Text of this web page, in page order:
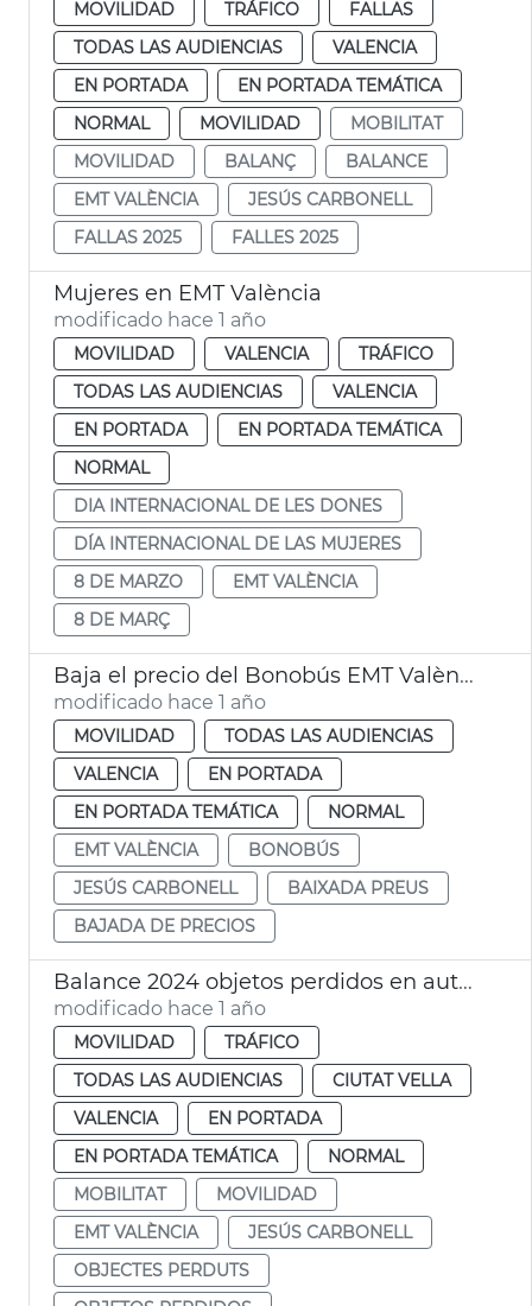
MOVILIDAD
TRÁFICO
FALLAS
TODAS LAS AUDIENCIAS
VALENCIA
EN PORTADA
EN PORTADA TEMÁTICA
NORMAL
MOVILIDAD
MOBILITAT
MOVILIDAD
BALANÇ
BALANCE
EMT VALÈNCIA
JESÚS CARBONELL
FALLAS 2025
FALLES 2025
Mujeres en EMT València
modificado hace 1 año
MOVILIDAD VALENCIA
TRÁFICO
TODAS LAS AUDIENCIAS
VALENCIA
EN PORTADA
EN PORTADA TEMÁTICA
NORMAL
DIA INTERNACIONAL DE LES DONES
DÍA INTERNACIONAL DE LAS MUJERES
8 DE MARZO
EMT VALÈNCIA
8 DE MARÇ
Baja el precio del Bonobús EMT València
modificado hace 1 año
MOVILIDAD
TODAS LAS AUDIENCIAS
VALENCIA
EN PORTADA
EN PORTADA TEMÁTICA
NORMAL
EMT VALÈNCIA
BONOBÚS
JESÚS CARBONELL
BAIXADA PREUS
BAJADA DE PRECIOS
Balance 2024 objetos perdidos en autobuses de EMT València
modificado hace 1 año
MOVILIDAD
TRÁFICO
TODAS LAS AUDIENCIAS
CIUTAT VELLA
VALENCIA
EN PORTADA
EN PORTADA TEMÁTICA
NORMAL
MOBILITAT
MOVILIDAD
EMT VALÈNCIA
JESÚS CARBONELL
OBJECTES PERDUTS